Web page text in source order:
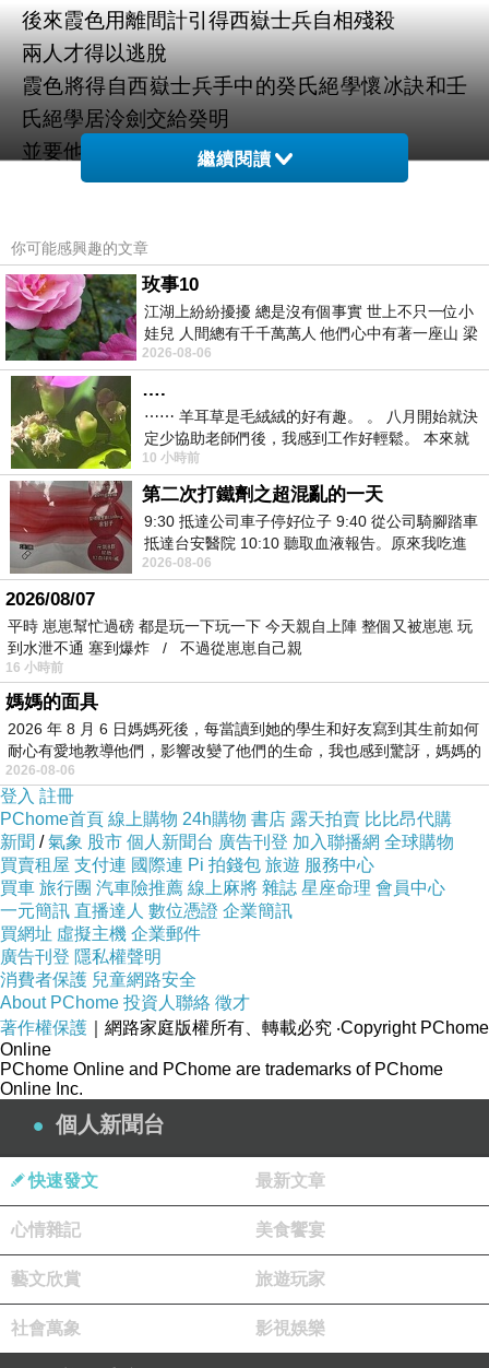
後來霞色用離間計引得西嶽士兵自相殘殺
兩人才得以逃脫
霞色將得自西嶽士兵手中的癸氏絕學懷冰訣和壬
氏絕學居泠劍交給癸明
並要他去東澤後好好生活
年幼的癸明沒有聽出霞色話裡的深意
卻在隔天早上發現霞色不見了
她無法拖著汙穢的殘軀苟活於世
於是離開癸明在雪地裡剜心自殺
失去霞色的癸明悲痛欲絕
獨自一人前往東澤國
苦練懷冰訣和居泠劍訣
並在東澤國從軍
表現很好一路晉升
二十歲那年成為東澤大將
領著東澤軍
迎戰滅了北原後聲勢如日中天的西嶽軍
初戰癸明大獲全勝
卻在西嶽軍裡聞見一陣熟悉的霞色花香
看見一道熟悉的身影
是一名臉戴銀色面具的女將
他想起霞色身上也有同樣的霞色花香
於是下令圍攻對方
務必生擒那名女將
女將名喚天誅
對於西嶽將領那麼多
東澤軍不去對付別人
卻一窩蜂跑來打她感到莫名其妙
於是就被抓了
在東澤囚帳裡睡到半夜
癸明親自來了
揭開她的面具
果然是霞色那張令癸明朝思暮想的臉
癸明流下淚來
天誅覺得很奇怪
為什麼敵方主將會看著她一直哭
原來霞色體質特異
她是北原之祖共工轉世
有重生的能力
死了會再重生
繼續閱讀
你可能感興趣的文章
玫事10
江湖上紛紛擾擾 總是沒有個事實 世上不只一位小
娃兒 人間總有千千萬萬人 他們心中有著一座山 梁
山佛山泰華衡恆嵩 一山之高
2026-08-06
….
⋯⋯ 羊耳草是毛絨絨的好有趣。 。 八月開始就決
定少協助老師們後，我感到工作好輕鬆。 本來就
不是我的工作啊。 真
10 小時前
第二次打鐵劑之超混亂的一天
9:30 抵達公司車子停好位子 9:40 從公司騎腳踏車
抵達台安醫院 10:10 聽取血液報告。原來我吃進
去的 B12 彌可保並非沒有吸收而是超
2026-08-06
2026/08/07
平時 崽崽幫忙過磅 都是玩一下玩一下 今天親自上陣 整個又被崽崽 玩
到水泄不通 塞到爆炸 / 不過從崽崽自己親
16 小時前
媽媽的面具
2026 年 8 月 6 日媽媽死後，每當讀到她的學生和好友寫到其生前如何
耐心有愛地教導他們，影響改變了他們的生命，我也感到驚訝，媽媽的
2026-08-06
登入 註冊
PChome首頁 線上購物 24h購物 書店 露天拍賣 比比昂代購
新聞 /氣象 股市 個人新聞台 廣告刊登 加入聯播網 全球購物
買賣租屋 支付連 國際連 Pi 拍錢包 旅遊 服務中心
買車 旅行團 汽車險推薦 線上麻將 雜誌 星座命理 會員中心
一元簡訊 直播達人 數位憑證 企業簡訊
買網址 虛擬主機 企業郵件
廣告刊登 隱私權聲明
消費者保護 兒童網路安全
About PChome 投資人聯絡 徵才
著作權保護 ｜網路家庭版權所有、轉載必究 ‧Copyright PChome
Online
PChome Online and PChome are trademarks of PChome
Online Inc.
個人新聞台
快速發文 最新文章
心情雜記 美食饗宴
藝文欣賞 旅遊玩家
社會萬象 影視娛樂